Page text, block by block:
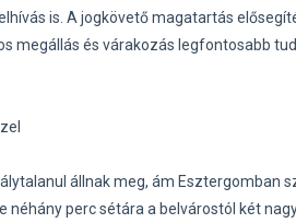
is. A jogkövető magatartás
megállás és várakozás legfontosabb
állnak meg, ám Esztergomban
perc sétára a belvárostól két